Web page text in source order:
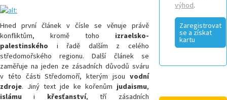
Hned první článek v čísle se věnuje právě
konfliktům, kromě toho izraelsko-
palestinského i řadě dalším z celého
středomořského regionu. Další článek se
zaměřuje na jeden ze zásadních důvodů sváru
v této části Středomoří, kterým jsou vodní
zdroje. Jiný text jde ke kořenům judaismu,
islámu i křesťanství, tří zásadních
výhod.
Zaregistrovat
se a získat
kartu